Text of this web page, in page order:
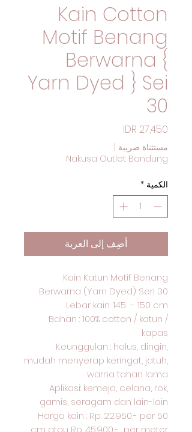
Kain Cotton
Motif Benang
Berwarna {
Yarn Dyed } Sei
30
مستثناة ضريبة
Nakusa Outlet Bandung
الكمية *
أضِف إلى العربة
Kain Katun Motif Benang
Berwarna (Yarn Dyed) Seri 30
Lebar kain: 145 - 150 cm
Bahan : 100% cotton / katun /
kapas
Keunggulan : halus, dingin,
mudah menyerap keringat, jatuh,
warna tahan lama
Aplikasi: kemeja, celana, rok,
gamis, seragam dan lain-lain
Harga kain : Rp. 22.950,- per 50
cm atau Rp. 45.900,- per meter